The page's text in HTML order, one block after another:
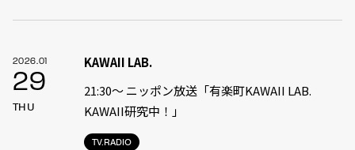
2026.01
29
THU
TV.RADIO
KAWAII LAB.
21:30〜 ニッポン放送「有楽町KAWAII LAB.
KAWAII研究中！」